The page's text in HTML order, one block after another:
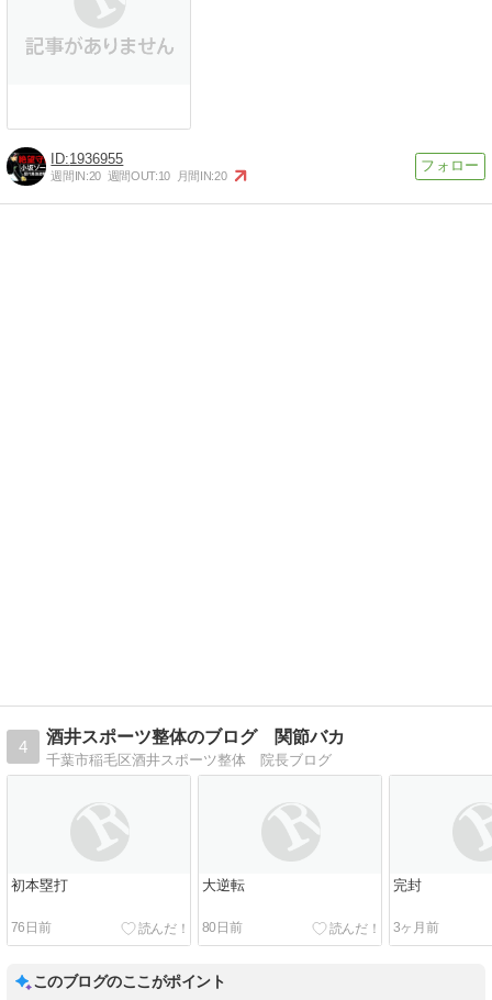
1936955
週間IN:20 週間OUT:10 月間IN:20
4
酒井スポーツ整体のブログ 関節バカ
千葉市稲毛区酒井スポーツ整体 院長ブログ
初本塁打
76日前
大逆転
80日前
完封
3ヶ月前
このブログのここがポイント